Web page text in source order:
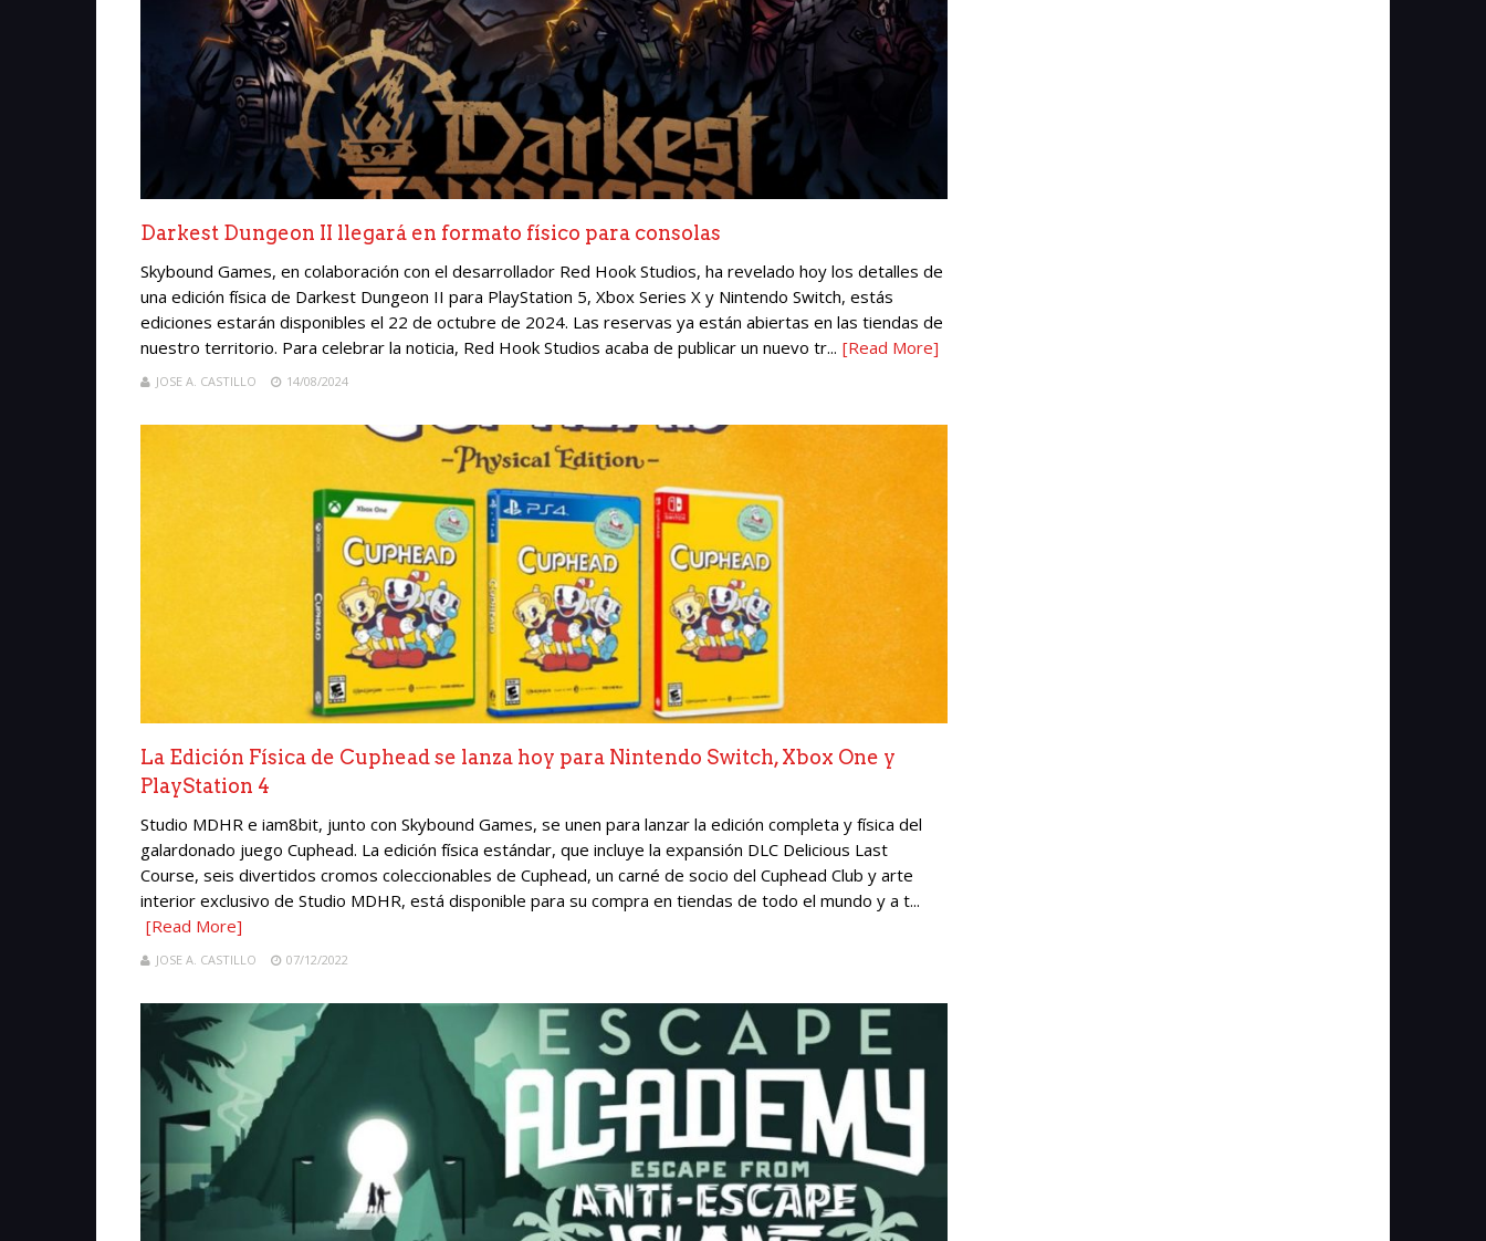
Darkest Dungeon II llegará en formato físico para consolas
Skybound Games, en colaboración con el desarrollador Red Hook Studios, ha revelado hoy los detalles de
una edición física de Darkest Dungeon II para PlayStation 5, Xbox Series X y Nintendo Switch, estás
ediciones estarán disponibles el 22 de octubre de 2024. Las reservas ya están abiertas en las tiendas de
nuestro territorio. Para celebrar la noticia, Red Hook Studios acaba de publicar un nuevo tr... [Read More]
JOSE A. CASTILLO 14/08/2024
La Edición Física de Cuphead se lanza hoy para Nintendo Switch, Xbox One y
PlayStation 4
Studio MDHR e iam8bit, junto con Skybound Games, se unen para lanzar la edición completa y física del
galardonado juego Cuphead. La edición física estándar, que incluye la expansión DLC Delicious Last
Course, seis divertidos cromos coleccionables de Cuphead, un carné de socio del Cuphead Club y arte
interior exclusivo de Studio MDHR, está disponible para su compra en tiendas de todo el mundo y a t...
[Read More]
JOSE A. CASTILLO 07/12/2022